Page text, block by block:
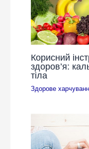
Корисний
здоров’я:
тіла
Здорове